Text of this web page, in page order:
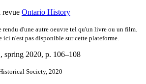
revue Ontario History
rendu d'une autre oeuvre tel qu'un livre ou un film.
n'est pas disponible sur cette plateforme.
spring 2020, p. 106–108
Society, 2020